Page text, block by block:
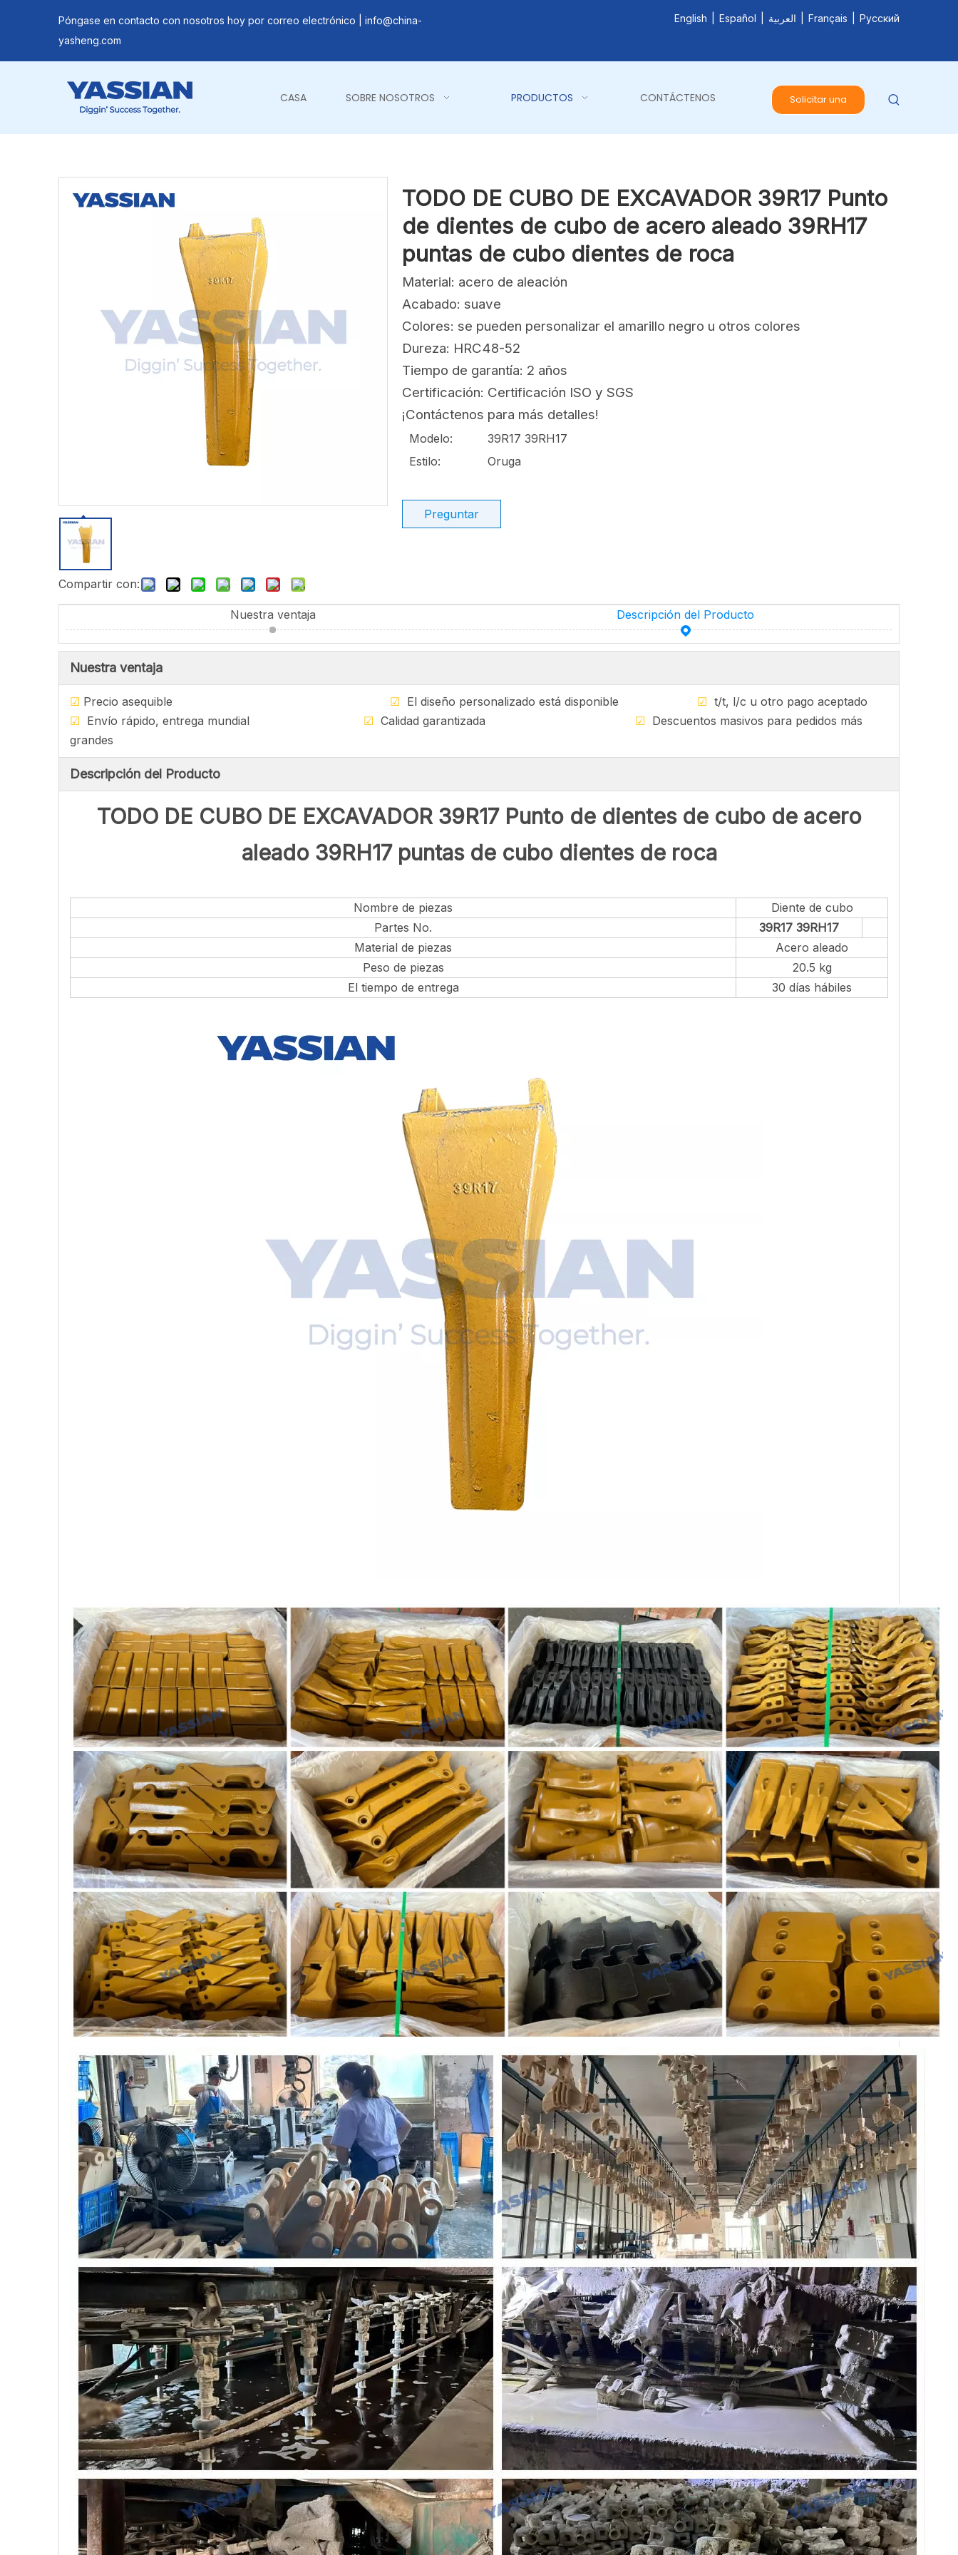
Póngase en contacto con nosotros hoy por correo electrónico | info@china-
yasheng.com
English Español العربية Français Pусский
CASA SOBRE NOSOTROS PRODUCTOS CONTÁCTENOS Solicitar una
Compartir con:
TODO DE CUBO DE EXCAVADOR 39R17 Punto
de dientes de cubo de acero aleado 39RH17
puntas de cubo dientes de roca
Material: acero de aleación
Acabado: suave
Colores: se pueden personalizar el amarillo negro u otros colores
Dureza: HRC48-52
Tiempo de garantía: 2 años
Certificación: Certificación ISO y SGS
¡Contáctenos para más detalles!
Modelo:
39R17 39RH17
Estilo:
Oruga
Preguntar
Nuestra ventaja Descripción del Producto
Nuestra ventaja
☑ Precio asequible ☑ El diseño personalizado está disponible ☑ t/t, l/c u otro pago aceptado
☑ Envío rápido, entrega mundial ☑ Calidad garantizada ☑ Descuentos masivos para pedidos más
grandes
Descripción del Producto
TODO DE CUBO DE EXCAVADOR 39R17 Punto de dientes de cubo de acero
aleado 39RH17 puntas de cubo dientes de roca
Nombre de piezas
Diente de cubo
Partes No.
39R17 39RH17
Material de piezas
Acero aleado
Peso de piezas
20.5 kg
El tiempo de entrega
30 días hábiles